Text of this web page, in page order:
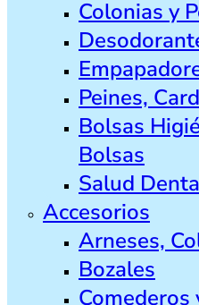
Colonias y
Peines,
Bolsas
Bolsas
Salud
Accesorios
Arneses,
Bozales
Comederos